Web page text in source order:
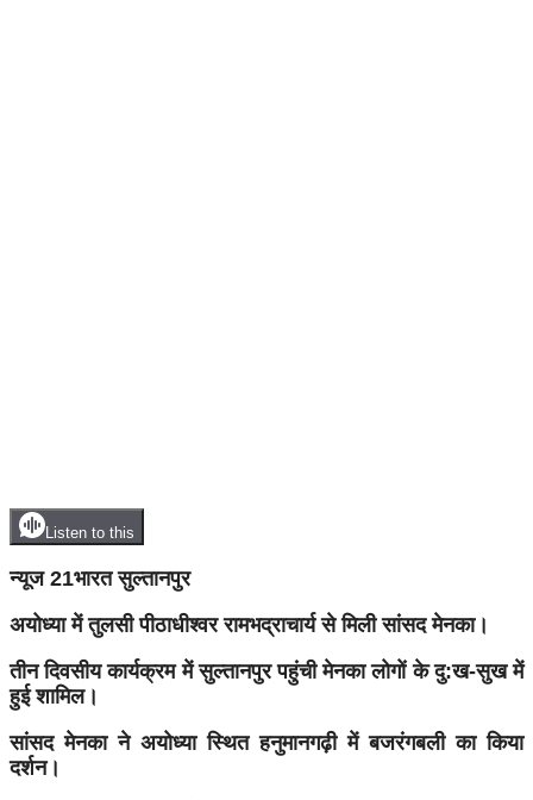
Listen to this
न्यूज 21भारत सुल्तानपुर
अयोध्या में तुलसी पीठाधीश्वर रामभद्राचार्य से मिली सांसद मेनका।
तीन दिवसीय कार्यक्रम में सुल्तानपुर पहुंची मेनका लोगों के दु:ख-सुख में
हुई शामिल।
सांसद मेनका ने अयोध्या स्थित हनुमानगढ़ी में बजरंगबली का किया
दर्शन।